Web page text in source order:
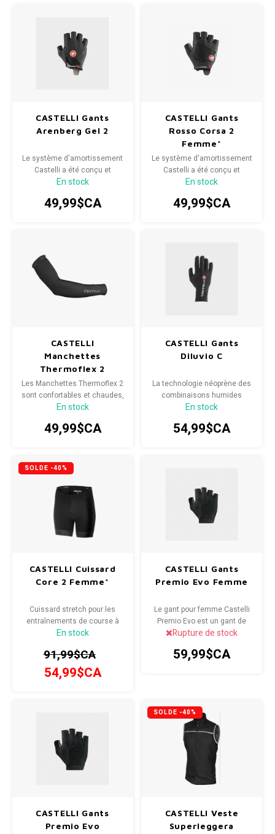
CASTELLI Gants
Arenberg Gel 2
Le système d'amortissement
Castelli a été conçu et
fabriqué pour résoudre un
souffrent de nombreux
prolongées de saisie du
En stock
49,99$CA
CASTELLI Gants
Rosso Corsa 2
Femme*
Le système d'amortissement
Castelli a été conçu et
fabriqué pour résoudre un
souffrent de nombreux
prolongées de saisie du
guidon.
En stock
49,99$CA
CASTELLI
Manchettes
Thermoflex 2
ArmWarmer*
Les Manchettes Thermoflex 2
sont confortables et chaudes,
idéales pour vos sorties
En stock
49,99$CA
CASTELLI Gants
Diluvio C
La technologie néoprène des
combinaisons humides
gardera vos mains à l'aise
En stock
54,99$CA
SOLDE -40%
CASTELLI Cuissard
Core 2 Femme*
Cuissard stretch pour les
entraînements de course à
pied et les courses courtes
En stock
91,99$CA
54,99$CA
CASTELLI Gants
Premio Evo Femme
Le gant pour femme Castelli
Premio Evo est un gant de
cyclisme confortable toute la
aime les courses
Rupture de stock
59,99$CA
CASTELLI Gants
Premio Evo
SOLDE -40%
CASTELLI Veste
Superleggera